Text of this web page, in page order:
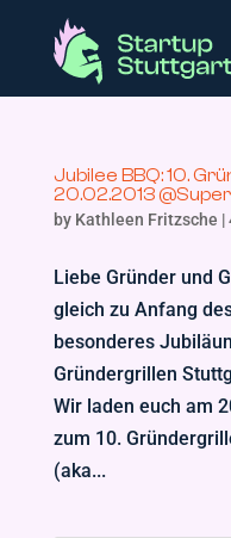
Jubilee BBQ: 10.
20.02.2013
by Kathleen Fritzsche |
Liebe Gründer und
gleich zu Anfang
besonderes
Gründergrillen
Wir laden euch am
zum 10.
(aka...